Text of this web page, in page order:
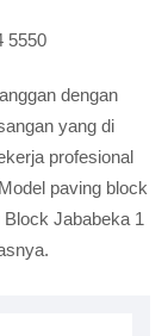
5550
dengan
yang di
profesional
paving block
Jababeka 1